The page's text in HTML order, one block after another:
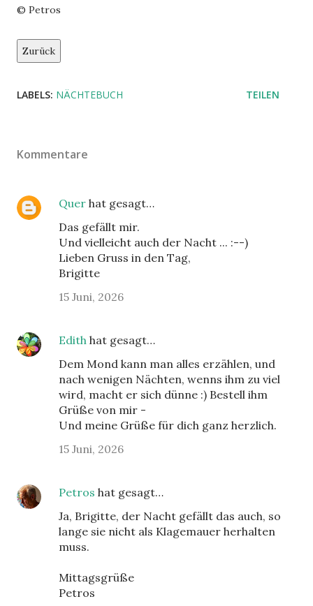
© Petros
Zurück
LABELS: NÄCHTEBUCH TEILEN
Kommentare
Quer hat gesagt…
Das gefällt mir.
Und vielleicht auch der Nacht ... :--)
Lieben Gruss in den Tag,
Brigitte
15 Juni, 2026
Edith hat gesagt…
Dem Mond kann man alles erzählen, und
nach wenigen Nächten, wenns ihm zu viel
wird, macht er sich dünne :) Bestell ihm
Grüße von mir -
Und meine Grüße für dich ganz herzlich.
15 Juni, 2026
Petros hat gesagt…
Ja, Brigitte, der Nacht gefällt das auch, so
lange sie nicht als Klagemauer herhalten
muss.
Mittagsgrüße
Petros